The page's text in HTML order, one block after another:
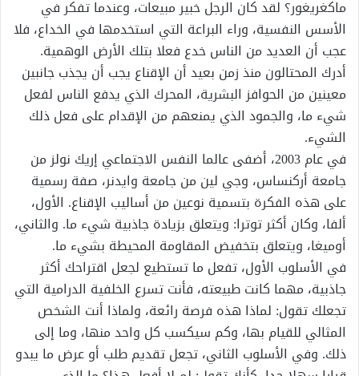
ماكغريغور؟ لقد كان الرجل خبير مبيعات، وعندما تفكر في
الأسس النفسية، وراء البراعة التي استخدمها في الخداع، فلا
عجب أن العديد من الناس خدع فعلا بتلك الأرض الوهمية.
أدرك المحتالون منذ زمن بعيد أن الإقناع يجب أن يجذب جانبين
معينين من الحوافز البشرية، المحرك الذي يدفع الناس لفعل
شيء ما، والجمود الذي يمنعهم من الإقدام على فعل ذلك
الشيء.
في عام 2003، أضفى عالما النفس الاجتماعي إريك نولز من
جامعة أركنساس، وجي لين من جامعة وايدنر، صفة رسمية
على هذه الفكرة بتسمية نوعين من أساليب الإقناع. الأول،
ألفا، وكان أكثر توترا: ويتعلق بزيادة جاذبية شيء ما. والثاني،
أوميغا، ويتعلق بتخفيض المقاومة المحيطة بشيء ما.
في الأسلوب الأول، تفعل ما تستطيع لجعل اقتراحك أكثر
جاذبية، مهما كانت طبيعته، فأنت تسرع الخلفية الدرامية التي
تجعلك تقول: لماذا هذه فرصة رائعة، ولماذا أنت الشخص
المثالي للقيام بها، وكم سيكسب كل واحد منها، وما إلى
ذلك. وفي الأسلوب الثاني، تجعل تقديم طلب أو عرض ما يبدو